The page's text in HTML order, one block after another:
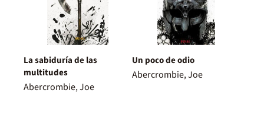
La sabiduría de las
multitudes
Abercrombie, Joe
Un poco de odio
Abercrombie, Joe